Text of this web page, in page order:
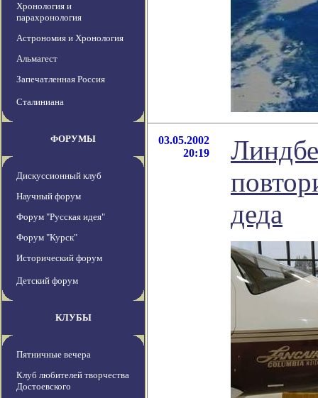
Хронология и
парахронология
Астрономия и Хронология
Альмагест
Запечатленная Россия
Сталиниана
ФОРУМЫ
Дискуссионный клуб
Научный форум
Форум "Русская идея"
Форум "Курск"
Исторический форум
Детский форум
КЛУБЫ
Пятничные вечера
Клуб любителей творчества
Достоевского
03.05.2002
20:19
деда